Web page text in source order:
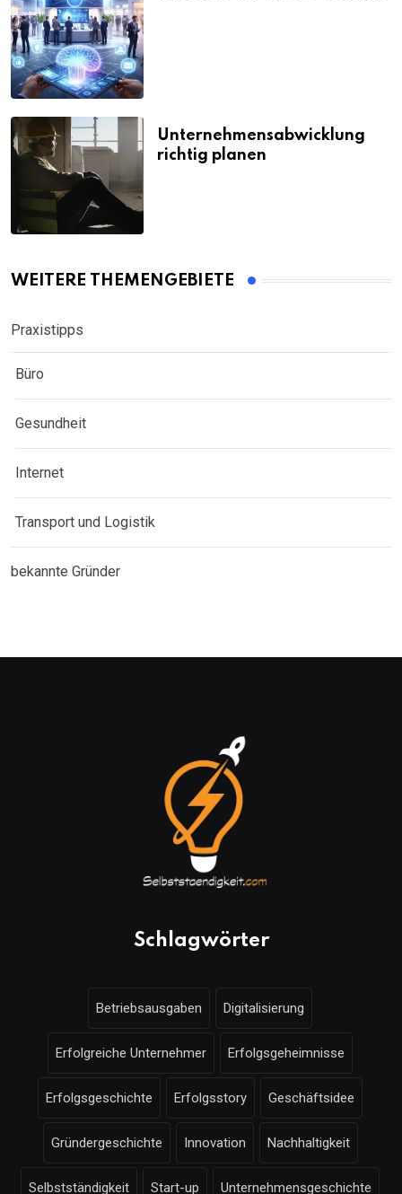
Unternehmensabwicklung
richtig planen
WEITERE THEMENGEBIETE
Praxistipps
Büro
Gesundheit
Internet
Transport und Logistik
bekannte Gründer
Schlagwörter
Betriebsausgaben Digitalisierung
Erfolgreiche Unternehmer Erfolgsgeheimnisse
Erfolgsgeschichte Erfolgsstory Geschäftsidee
Gründergeschichte Innovation Nachhaltigkeit
Selbstständigkeit Start-up Unternehmensgeschichte